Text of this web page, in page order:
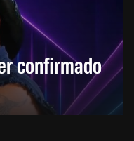
confirmado